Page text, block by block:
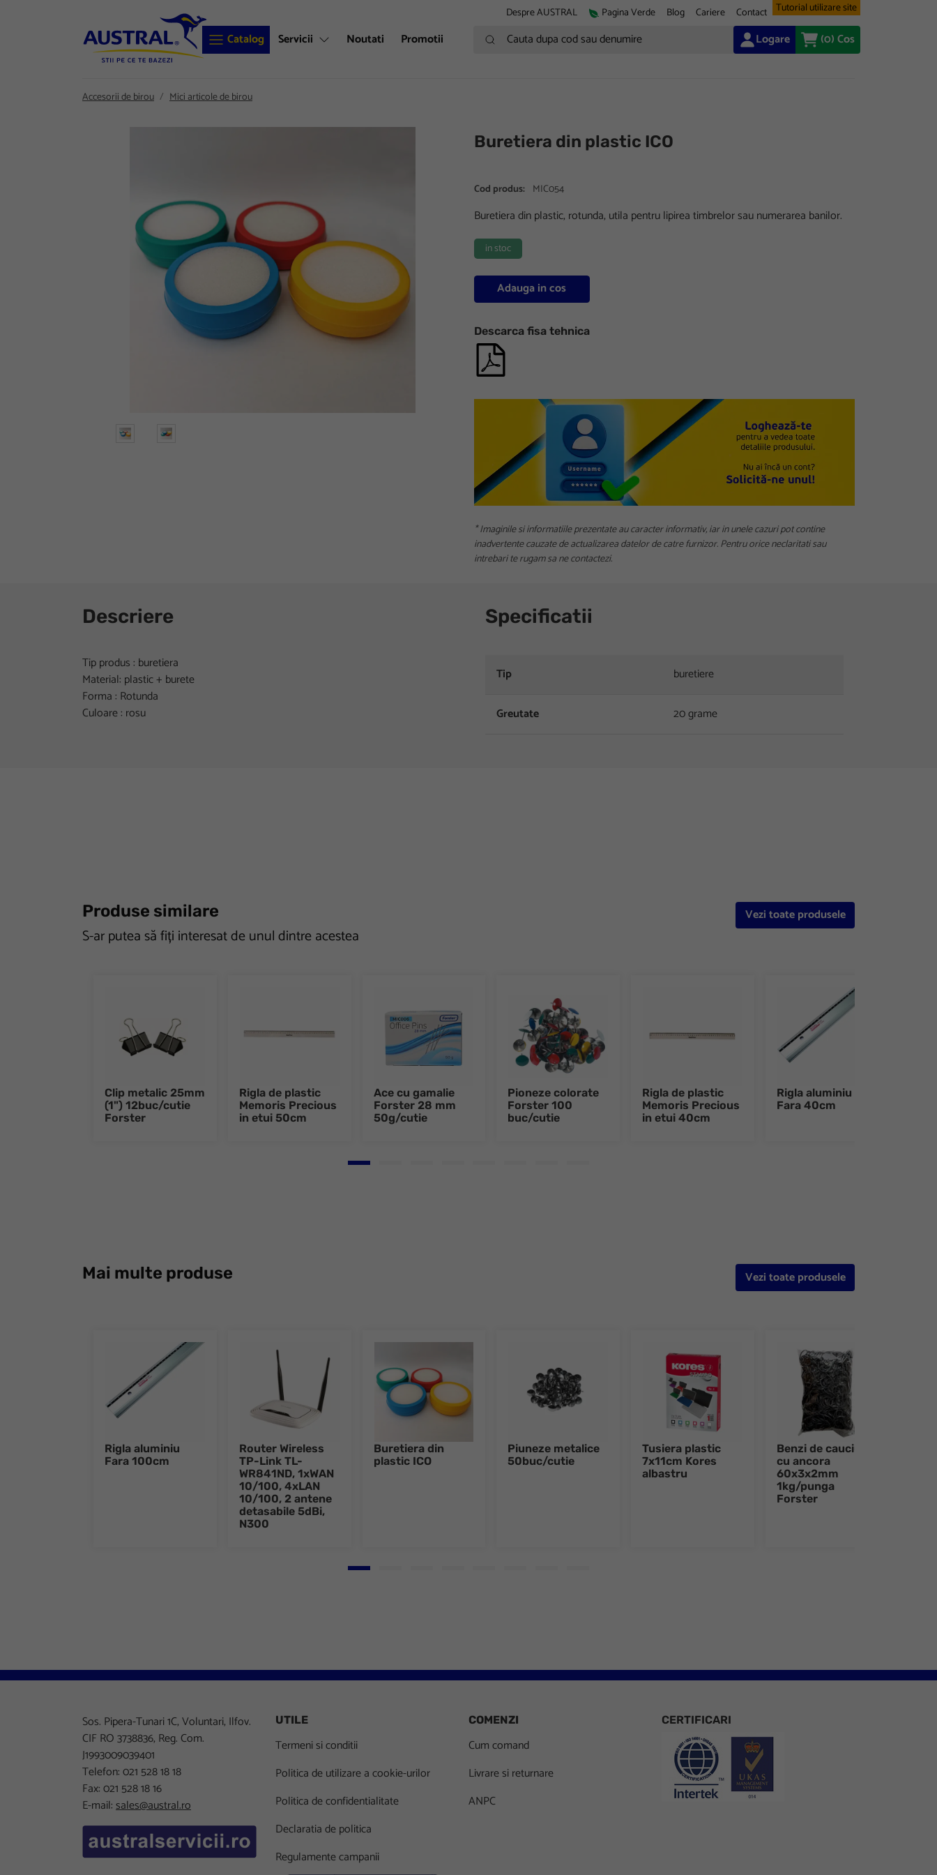
Despre AUSTRAL Pagina Verde Blog Cariere Contact Tutorial utilizare site
Catalog Servicii Noutati Promotii Cauta dupa cod sau denumire Logare (0)Cos
Accesorii de birou Mici articole de birou
Buretiera din plastic ICO
Cod produs: MIC054
Buretiera din plastic, rotunda, utila pentru lipirea timbrelor sau numerarea banilor.
in stoc
Adauga in cos
Descarca fisa tehnica
* Imaginile si informatiile prezentate au caracter informativ, iar in unele cazuri pot contine
inadvertente cauzate de actualizarea datelor de catre furnizor. Pentru orice neclaritati sau
intrebari te rugam sa ne contactezi.
Descriere
Tip produs : buretiera
Material: plastic + burete
Forma : Rotunda
Culoare : rosu
Specificatii
Tip buretiere
Greutate 20 grame
Produse similare
S-ar putea să fiți interesat de unul dintre acestea
Vezi toate produsele
Clip metalic 25mm
(1") 12buc/cutie
Forster
Rigla de plastic
Memoris Precious
in etui 50cm
Ace cu gamalie
Forster 28 mm
50g/cutie
Pioneze colorate
Forster 100
buc/cutie
Rigla de plastic
Memoris Precious
in etui 40cm
Rigla aluminiu
Fara 40cm
Go to slide 1
Mai multe produse Vezi toate produsele
Rigla aluminiu
Fara 100cm
Router Wireless
TP-Link TL-
WR841ND, 1xWAN
10/100, 4xLAN
10/100, 2 antene
detasabile 5dBi,
N300
Buretiera din
plastic ICO
Piuneze metalice
50buc/cutie
Tusiera plastic
7x11cm Kores
albastru
Benzi de cauciuc
cu ancora
60x3x2mm
1kg/punga
Forster
Go to slide 1
Sos. Pipera-Tunari 1C, Voluntari, Ilfov.
CIF RO 3738836, Reg. Com.
J1993009039401
Telefon: 021 528 18 18
Fax: 021 528 18 16
E-mail:sales@austral.ro
UTILE
Termeni si conditii
Politica de utilizare a cookie-urilor
Politica de confidentialitate
Declaratia de politica
Regulamente campanii
COMENZI
Cum comand
Livrare si returnare
ANPC
CERTIFICARI